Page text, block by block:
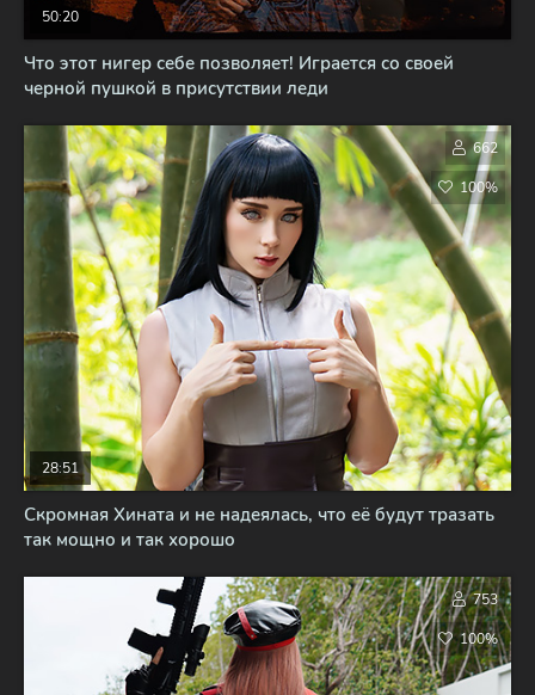
Что этот нигер себе позволяет! Играется со своей
черной пушкой в присутствии леди
50:20
Скромная Хината и не надеялась, что её будут тразать
так мощно и так хорошо
28:51
662
100%
753
100%